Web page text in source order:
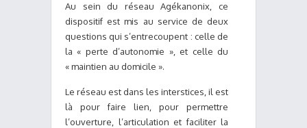
Au sein du réseau Agékanonix, ce
dispositif est mis au service de deux
questions qui s’entrecoupent : celle de
la « perte d’autonomie », et celle du
« maintien au domicile ».
Le réseau est dans les interstices, il est
là pour faire lien, pour permettre
l’ouverture, l’articulation et faciliter la